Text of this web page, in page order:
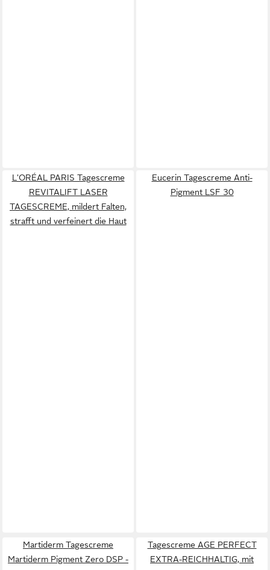
L'ORÉAL PARIS Tagescreme
REVITALIFT LASER
TAGESCREME, mildert Falten,
strafft und verfeinert die Haut
Eucerin Tagescreme Anti-
Pigment LSF 30
Martiderm Tagescreme
Martiderm Pigment Zero DSP -
Tagescreme AGE PERFECT
EXTRA-REICHHALTIG, mit